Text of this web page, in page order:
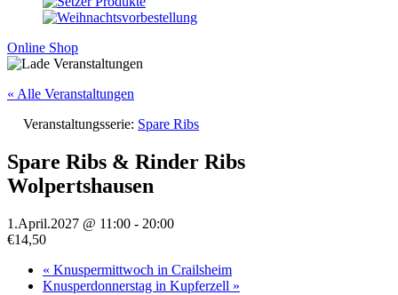
Online Shop
« Alle Veranstaltungen
Veranstaltungsserie: Spare Ribs
Spare Ribs & Rinder Ribs
Wolpertshausen
1.April.2027 @ 11:00 - 20:00
€14,50
« Knuspermittwoch in Crailsheim
Knusperdonnerstag in Kupferzell »